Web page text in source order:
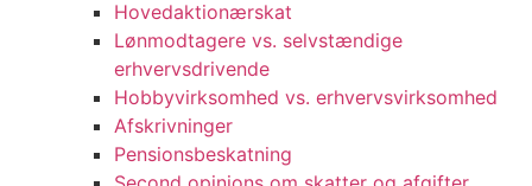
Hovedaktionærskat
Lønmodtagere vs. selvstændige
erhvervsdrivende
Hobbyvirksomhed vs. erhvervsvirksomhed
Afskrivninger
Pensionsbeskatning